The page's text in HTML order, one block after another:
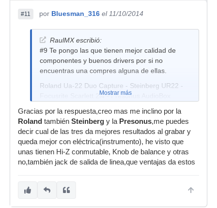
#11 por Bluesman_316 el 11/10/2014
RaulMX escribió:
#9 Te pongo las que tienen mejor calidad de
componentes y buenos drivers por si no
encuentras una compres alguna de ellas.
Roland Ua-22 Duo Capture - Steinberg UR22 -
Focusrite Scarlett 2i4 - Presonus AudioBox
Mostrar más
Gracias por la respuesta,creo mas me inclino por la
Roland también Steinberg y la Presonus,me puedes
decir cual de las tres da mejores resultados al grabar y
queda mejor con eléctrica(instrumento), he visto que
unas tienen Hi-Z conmutable, Knob de balance y otras
no,también jack de salida de linea,que ventajas da estos